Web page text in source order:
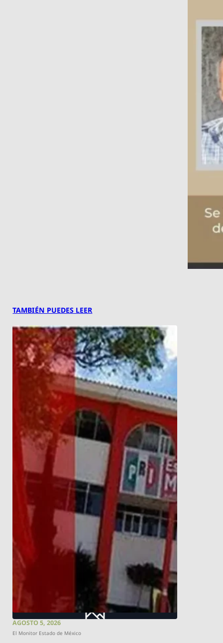
TAMBIÉN PUEDES LEER
AGOSTO 5, 2026
El Monitor Estado de México